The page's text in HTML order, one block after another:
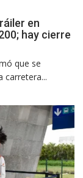
en
hay cierre
que se
carretera...